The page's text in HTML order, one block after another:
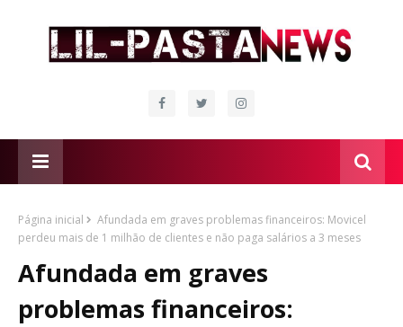
Página inicial
Afundada em graves problemas financeiros: Movicel
perdeu mais de 1 milhão de clientes e não paga salários a 3 meses
Afundada em graves
problemas financeiros: